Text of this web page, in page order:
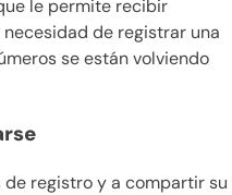
le permite recibir
de registrar una
se están volviendo
de registro y a compartir su